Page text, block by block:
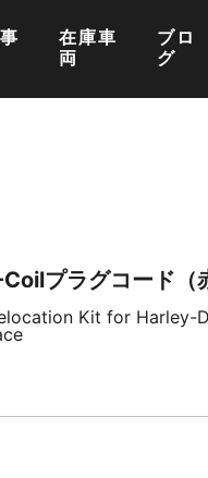
在庫車
両
ブロ
グ
プラグコード（
Kit for Harley-